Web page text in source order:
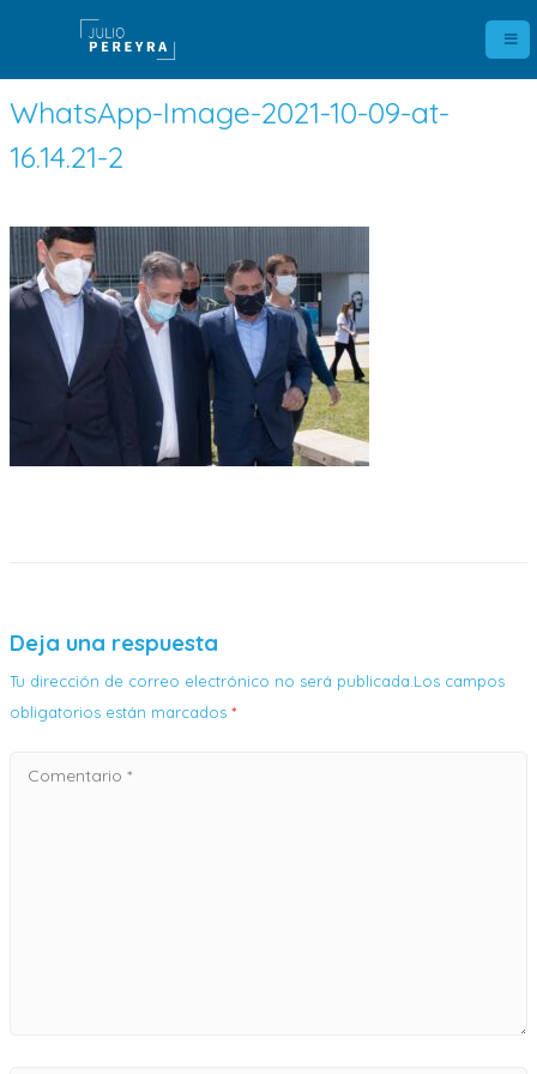
WhatsApp-Image-2021-10-09-at-
16.14.21-2
Deja una respuesta
Tu dirección de correo electrónico no será publicada.Los campos
obligatorios están marcados *